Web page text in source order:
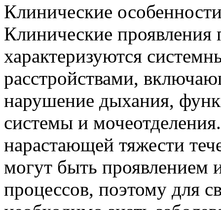
Клинические
Клинические
характеризуются
расстройствами,
нарушение дыхания,
системы и
нарастающей тяжести
могут быть проявлением
процессов, поэтому для